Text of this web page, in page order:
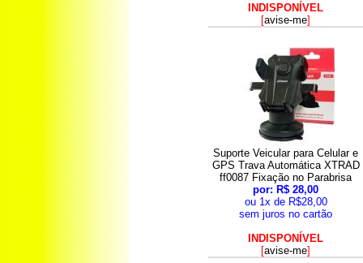
INDISPONÍVEL
[avise-me]
Suporte Veicular para Celular e
GPS Trava Automática XTRAD
ff0087 Fixação no Parabrisa
por: R$ 28,00
ou 1x de R$28,00
sem juros no cartão
INDISPONÍVEL
[avise-me]